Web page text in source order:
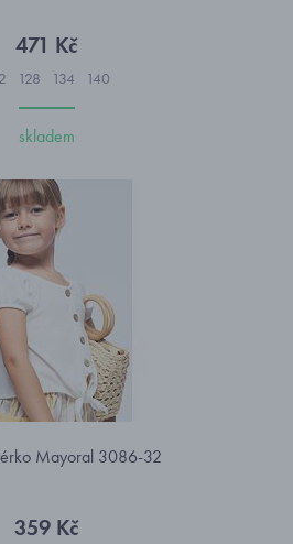
471 Kč
128 134 140
skladem
Mayoral 3086-32
359 Kč